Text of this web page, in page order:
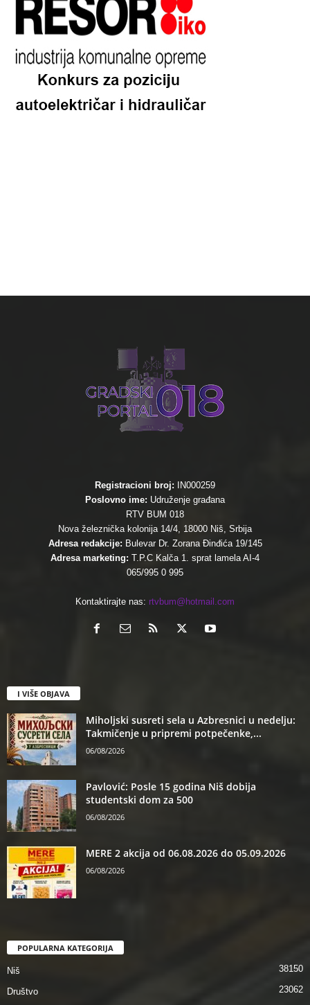
Registracioni broj:
IN000259
Poslovno ime: Udruženje građana
RTV BUM 018
Nova železnička kolonija 14/4, 18000 Niš, Srbija
Adresa redakcije: Bulevar Dr. Zorana Đinđića 19/145
Adresa marketing: T.P.C Kalča 1. sprat lamela AI-4
065/995 0 995
Kontaktirajte nas: rtvbum@hotmail.com
I VIŠE OBJAVA
Miholjski susreti sela u Azbresnici u nedelju:
Takmičenje u pripremi potpečenke,...
06/08/2026
Pavlović: Posle 15 godina Niš dobija
studentski dom za 500
06/08/2026
MERE 2 akcija od 06.08.2026 do 05.09.2026
06/08/2026
POPULARNA KATEGORIJA
Niš 38150
Društvo 23062